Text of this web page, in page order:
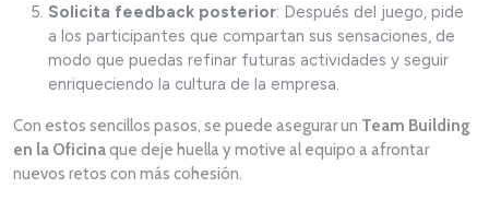
Solicita feedback posterior: Después del juego, pide
a los participantes que compartan sus sensaciones, de
modo que puedas refinar futuras actividades y seguir
enriqueciendo la cultura de la empresa.
Con estos sencillos pasos, se puede asegurar un Team Building
en la Oficinaque deje huella y motive al equipo a afrontar
nuevos retos con más cohesión.